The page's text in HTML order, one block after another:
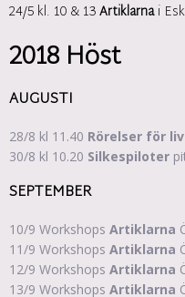
24/5 kl. 10 & 13Artiklarnai
2018 Höst
AUGUSTI
28/8 kl 11.40 Rörelser för
30/8 kl 10.20 Silkespiloter
SEPTEMBER
10/9 Workshops Artiklarna
11/9 Workshops Artiklarna
12/9 Workshops Artiklarna
13/9 Workshops Artiklarna